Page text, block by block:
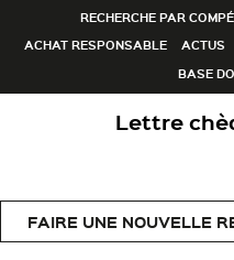
RECHERCHE PAR
ACHAT RESPONSABLE
ACTUS
BASE
Lettre
FAIRE UNE NOUVELLE